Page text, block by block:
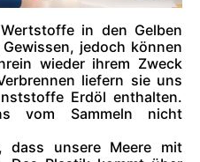
in den Gelben
jedoch können
wieder ihrem Zweck
liefern sie uns
Erdöl enthalten.
vom Sammeln nicht
dass unsere Meere mit